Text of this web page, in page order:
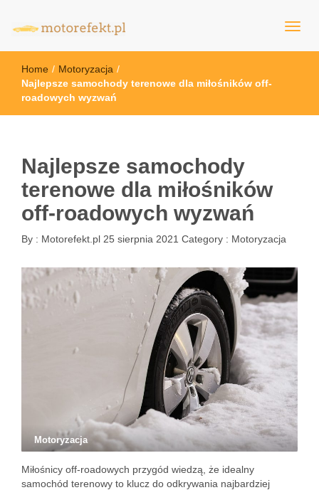
motorefekt.pl
Home / Motoryzacja /
Najlepsze samochody terenowe dla miłośników off-
roadowych wyzwań
Najlepsze samochody
terenowe dla miłośników
off-roadowych wyzwań
By : Motorefekt.pl 25 sierpnia 2021 Category : Motoryzacja
Motoryzacja
Miłośnicy off-roadowych przygód wiedzą, że idealny
samochód terenowy to klucz do odkrywania najbardziej